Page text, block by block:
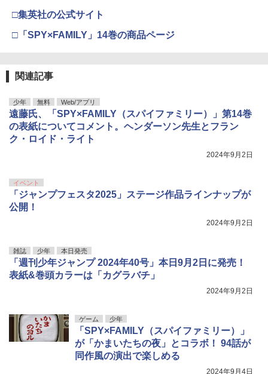
□集英社の公式サイト
□「SPY×FAMILY」14巻の商品ページ
関連記事
少年 無料 Web/アプリ
遠藤氏、「SPY×FAMILY（スパイファミリー）」第14巻
の表紙についてコメント。ヘンダーソン先生とフラン
ク・ロイド・ライト
2024年9月2日
イベント
「ジャンプフェスタ2025」ステージ作品ラインナップが
公開！
2024年9月2日
雑誌 少年 本日発売
「週刊少年ジャンプ 2024年40号」本日9月2日に発売！
表紙&巻頭カラーは「カグラバチ」
2024年9月2日
ゲーム 少年
「SPY×FAMILY（スパイファミリー）」
が「かまいたちの夜」とコラボ！ 94話が
同作風の演出で楽しめる
2024年9月4日